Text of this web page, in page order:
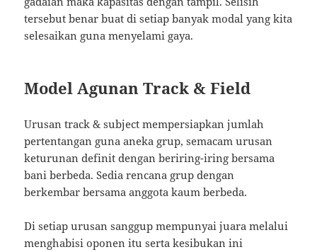
tersebut benar buat di setiap banyak modal yang kita
selesaikan guna menyelami gaya.
Model Agunan Track & Field
Urusan track & subject mempersiapkan jumlah
pertentangan guna aneka grup, semacam urusan
keturunan definit dengan beriring-iring bersama
bani berbeda. Sedia rencana grup dengan
berkembar bersama anggota kaum berbeda.
Di setiap urusan sanggup mempunyai juara melalui
menghabisi oponen itu serta kesibukan ini